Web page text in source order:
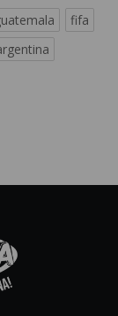
fifa